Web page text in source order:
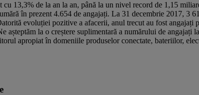
de la an la an, până la un nivel record de 1,15
în prezent 4.654 de angajați. La 31 decembrie 2017, 3
evoluției pozitive a afacerii, anul trecut au fost angajați
așteptăm la o creștere suplimentară a numărului de angajați
apropiat în domeniile produselor conectate, bateriilor,